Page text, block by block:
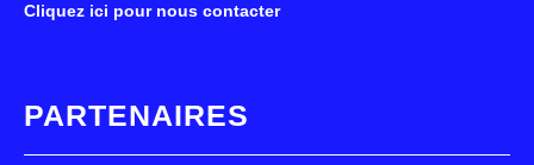
Cliquez ici pour nous contacter
PARTENAIRES